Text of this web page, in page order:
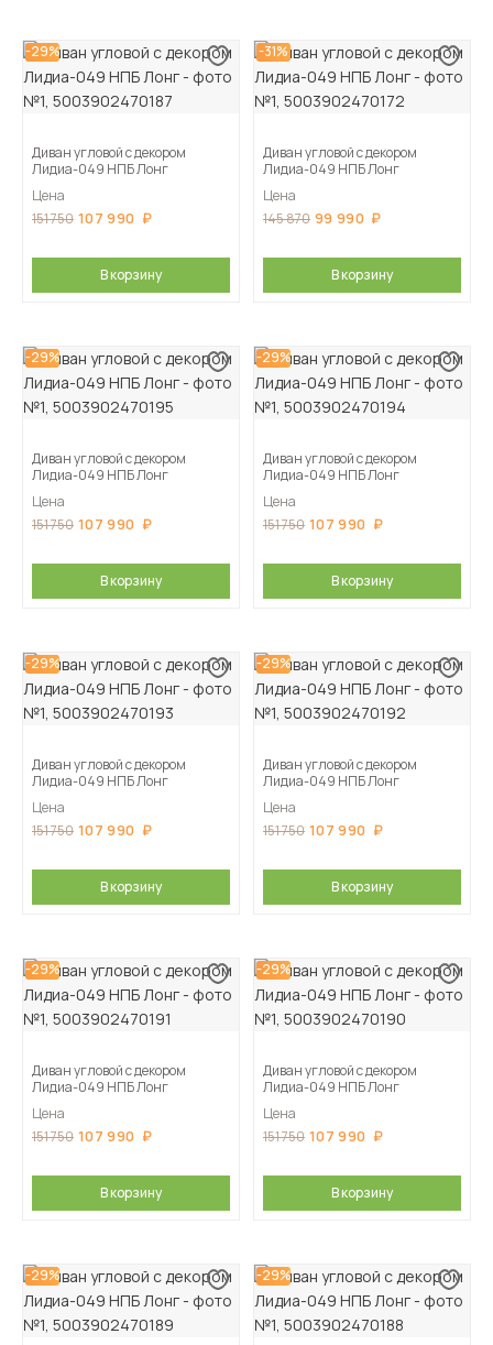
-29%
Диван угловой с декором
Лидиа-049 НПБ Лонг
Цена
151 750 107 990
В корзину
-31%
Диван угловой с декором
Лидиа-049 НПБ Лонг
Цена
145 870 99 990
В корзину
-29%
Диван угловой с декором
Лидиа-049 НПБ Лонг
Цена
151 750 107 990
В корзину
-29%
Диван угловой с декором
Лидиа-049 НПБ Лонг
Цена
151 750 107 990
В корзину
-29%
Диван угловой с декором
Лидиа-049 НПБ Лонг
Цена
151 750 107 990
В корзину
-29%
Диван угловой с декором
Лидиа-049 НПБ Лонг
Цена
151 750 107 990
В корзину
-29%
Диван угловой с декором
Лидиа-049 НПБ Лонг
Цена
151 750 107 990
В корзину
-29%
Диван угловой с декором
Лидиа-049 НПБ Лонг
Цена
151 750 107 990
В корзину
-29% -29%